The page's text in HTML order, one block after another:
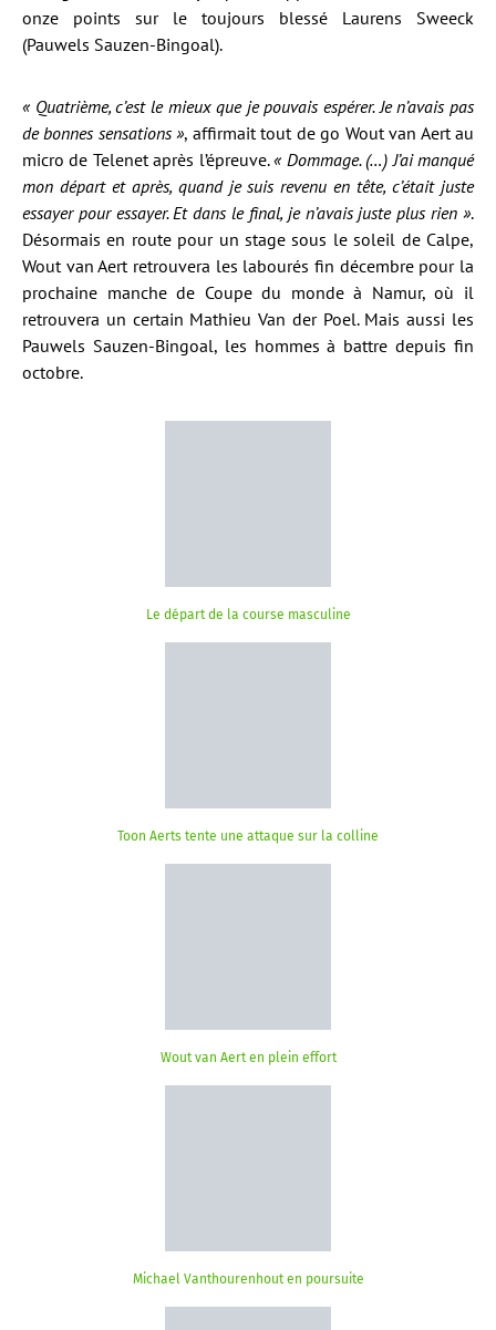
onze points sur le toujours blessé Laurens Sweeck
(Pauwels Sauzen-Bingoal).
« Quatrième, c’est le mieux que je pouvais espérer. Je n’avais pas
de bonnes sensations », affirmait tout de go Wout van Aert au
micro de Telenet après l’épreuve.« Dommage. (…) J’ai manqué
mon départ et après, quand je suis revenu en tête, c’était juste
essayer pour essayer. Et dans le final, je n’avais juste plus rien ».
Désormais en route pour un stage sous le soleil de Calpe,
Wout van Aert retrouvera les labourés fin décembre pour la
prochaine manche de Coupe du monde à Namur, où il
retrouvera un certain Mathieu Van der Poel. Mais aussi les
Pauwels Sauzen-Bingoal, les hommes à battre depuis fin
octobre.
Le départ de la course masculine
Toon Aerts tente une attaque sur la colline
Wout van Aert en plein effort
Michael Vanthourenhout en poursuite